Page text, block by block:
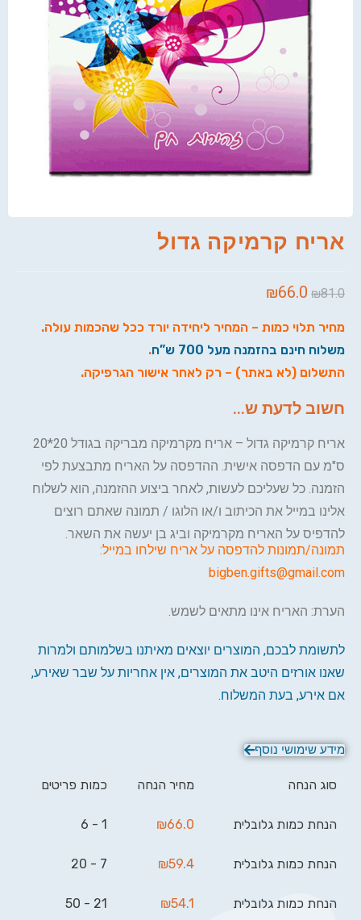
אריח קרמיקה גדול
₪81.0
₪66.0
מחיר תלוי כמות – המחיר ליחידה יורד ככל שהכמות עולה.
משלוח חינם בהזמנה מעל 700 ש”ח
.
התשלום (לא באתר) – רק לאחר אישור הגרפיקה.
חשוב לדעת ש...
אריח קרמיקה גדול – אריח מקרמיקה מבריקה בגודל 20*20
ס"מ עם הדפסה אישית. ההדפסה על האריח מתבצעת לפי
הזמנה. כל שעליכם לעשות, לאחר ביצוע ההזמנה, הוא לשלוח
אלינו במייל את הכיתוב ו/או הלוגו / תמונה שאתם רוצים
להדפיס על האריח מקרמיקה וביג בן יעשה את השאר.
תמונה/תמונות להדפסה על אריח שילחו במייל:
bigben.gifts@gmail.com
הערת: האריח אינו מתאים לשמש.
לתשומת לבכם, המוצרים יוצאים מאיתנו בשלמותם ולמרות
שאנו אורזים היטב את המוצרים, אין אחריות על שבר שאירע,
אם אירע, בעת המשלוח.
מידע שימושי נוסף
סוג הנחה מחיר הנחה כמות פריטים
הנחת כמות גלובלית ₪66.0
1 - 6
הנחת כמות גלובלית ₪59.4
7 - 20
הנחת כמות גלובלית ₪54.1
21 - 50